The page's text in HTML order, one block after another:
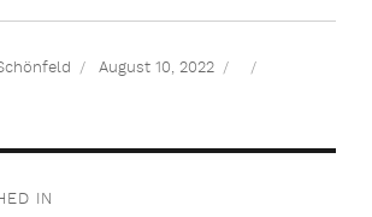
August 10, 2022
IN